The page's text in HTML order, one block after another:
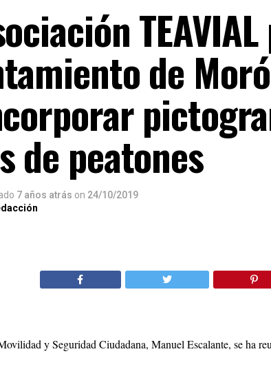
de
de peatones
7 años atrás on 24/10/2019
y Seguridad Ciudadana, Manuel Escalante, se ha